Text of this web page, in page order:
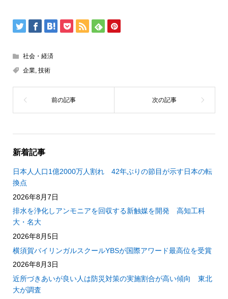
社会・経済
企業, 技術
新着記事
日本人人口1億2000万人割れ 42年ぶりの節目が示す日本の転
換点
2026年8月7日
排水を浄化しアンモニアを回収する新触媒を開発 高知工科
大・名大
2026年8月5日
横須賀バイリンガルスクールYBSが国際アワード最高位を受賞
2026年8月3日
近所づきあいが良い人は防災対策の実施割合が高い傾向 東北
大が調査